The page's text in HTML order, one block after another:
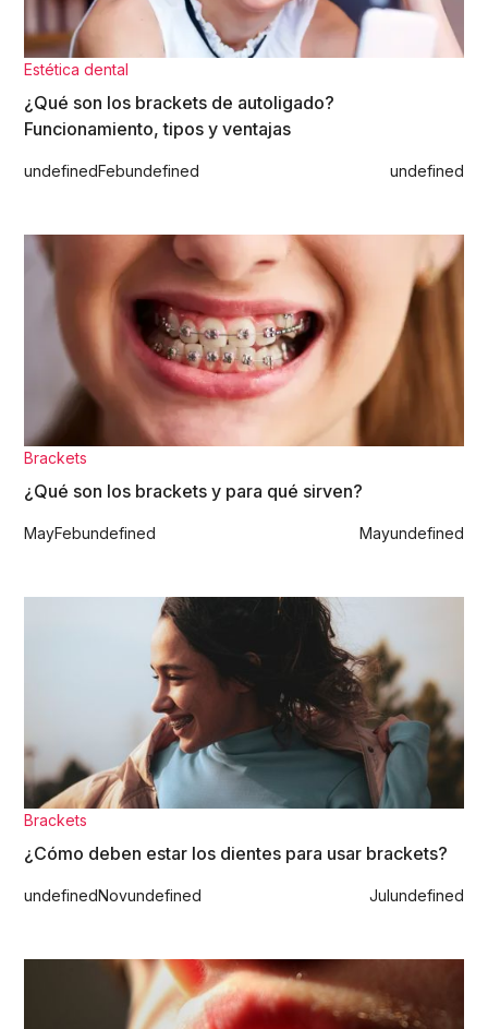
Estética dental
¿Qué son los brackets de autoligado?
Funcionamiento, tipos y ventajas
undefinedFebundefined undefined
Brackets
¿Qué son los brackets y para qué sirven?
MayFebundefined Mayundefined
Brackets
¿Cómo deben estar los dientes para usar brackets?
undefinedNovundefined Julundefined